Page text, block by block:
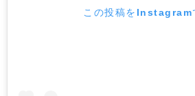
この投稿をInstagram